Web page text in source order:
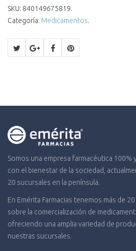
SKU: 840149675819.
Categoría: Medicamentos.
Somos una empresa farmacéutica 100%
con el bienestar de la sociedad,
20 sucursales en la península.
En Emérita Farmacias tenemos más de
sobre la comercialización de
ofreciendo una amplia variedad de
nuestras sucursales.